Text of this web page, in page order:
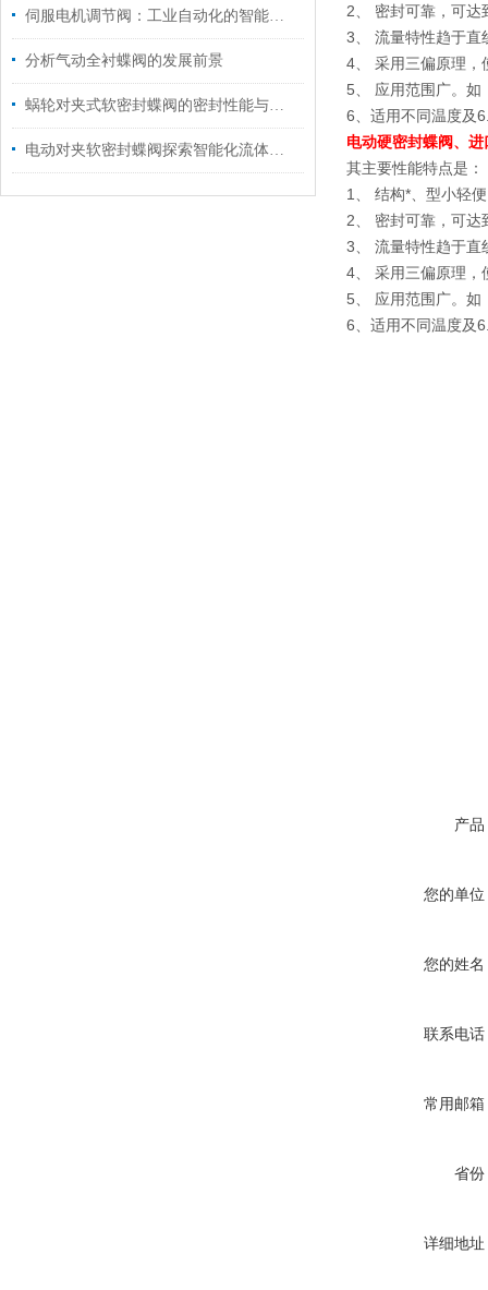
2、 密封可靠，可达
3、 流量特性趋于直
4、 采用三偏原理，
5、 应用范围广。如
6、适用不同温度及
电动硬密封蝶阀、
其主要性能特点是：
1、 结构*、型小轻
2、 密封可靠，可达
3、 流量特性趋于直
4、 采用三偏原理，
5、 应用范围广。如
6、适用不同温度及
产品
您的单位
您的姓名
联系电话
常用邮箱
省份
详细地址
伺服电机调节阀：工业自动化的智能流量指挥官
分析气动全衬蝶阀的发展前景
蜗轮对夹式软密封蝶阀的密封性能与长期耐用性研究
电动对夹软密封蝶阀探索智能化流体控制的未来